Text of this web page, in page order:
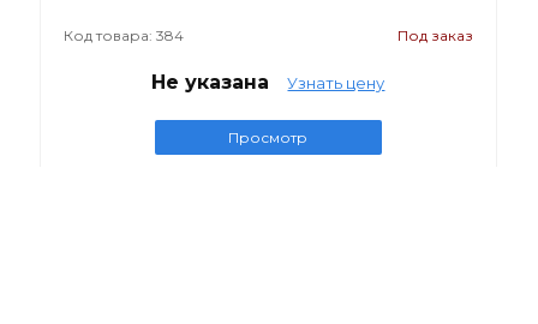
Код товара: 384 Под заказ
Не указана Узнать цену
Просмотр